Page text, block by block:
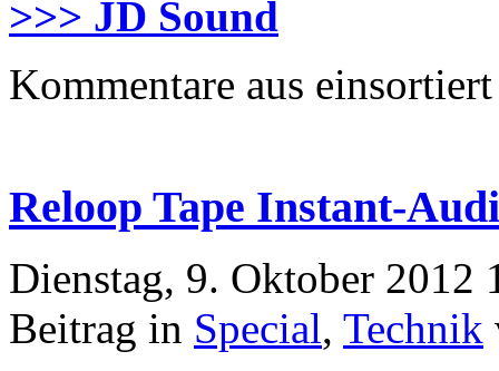
>>> JD Sound
Kommentare aus
Reloop Tape Instant-
Dienstag, 9. Oktober 2012
Beitrag in Special, Technik